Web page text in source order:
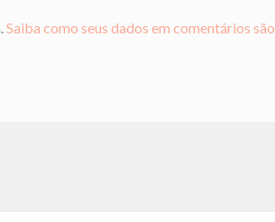
Saiba como seus dados em comentários são